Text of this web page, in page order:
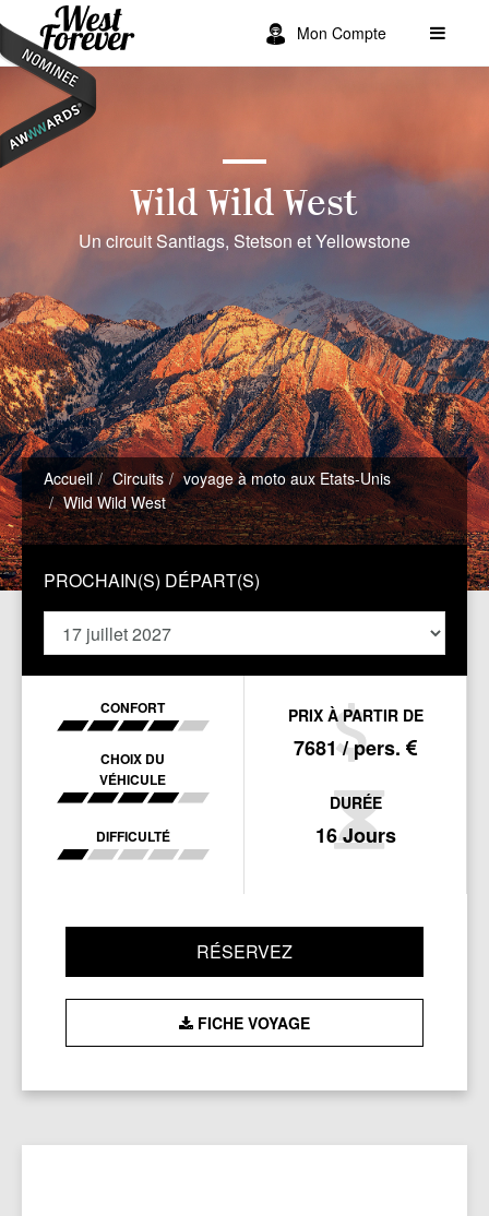
Mon Compte
Wild Wild West
Un circuit Santiags, Stetson et Yellowstone
Accueil Circuits
voyage à moto aux Etats-Unis
Wild Wild West
PROCHAIN(S) DÉPART(S)
CONFORT
CHOIX DU
VÉHICULE
DIFFICULTÉ
PRIX À PARTIR DE
7681 / pers.
DURÉE
16 Jours
RÉSERVEZ
FICHE VOYAGE